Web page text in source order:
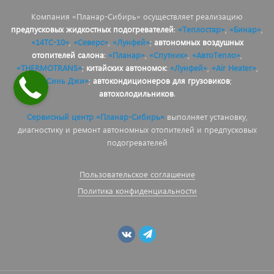
Компания «Планар-Сибирь» осуществляет реализацию
предпусковых жидкостных подогревателей: «Теплостар» «Бинар»
«14ТС-10», «Северс», «Лунфей»; автономных воздушных
отопителей салона: «Планар» «Спутник» «АвтоТепло»
«THERMOTRANS»; китайских автономок: «Лунфей», «Air Heater»,
«Синь Джи»; автокондиционеров для грузовиков;
автохолодильников.
Сервисный центр «Планар-Сибирь»выполняет установку,
диагностику и ремонт автономных отопителей и предпусковых
подогревателей
Пользовательское соглашение
Политика конфиденциальности